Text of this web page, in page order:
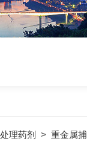
理药剂 > 重金属